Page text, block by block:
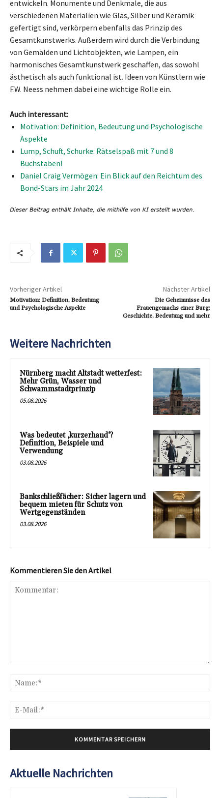
entwickeln. Monumente und Denkmale, die aus
verschiedenen Materialien wie Glas, Silber und Keramik
gefertigt sind, verkörpern ebenfalls das Prinzip des
Gesamtkunstwerks. Außerdem wird durch die Verbindung
von Gemälden und Lichtobjekten, wie Lampen, ein
harmonisches Gesamtkunstwerk geschaffen, das sowohl
ästhetisch als auch funktional ist. Ideen von Künstlern wie
F.W. Neess nehmen dabei eine wichtige Rolle ein.
Auch interessant:
Motivation: Definition, Bedeutung und Psychologische
Aspekte
Lump, Schuft, Schurke: Rätselspaß mit 7 und 8
Buchstaben!
Daniel Craig Vermögen: Ein Blick auf den Reichtum des
Bond-Stars im Jahr 2024
Vorheriger Artikel
Motivation: Definition, Bedeutung
und Psychologische Aspekte
Nächster Artikel
Die Geheimnisse des
Frauengemachs einer Burg:
Geschichte, Bedeutung und mehr
Weitere Nachrichten
Nürnberg macht Altstadt wetterfest:
Mehr Grün, Wasser und
Schwammstadtprinzip
05.08.2026
Was bedeutet ‚kurzerhand‘?
Definition, Beispiele und
Verwendung
03.08.2026
Bankschließfächer: Sicher lagern und
bequem mieten für Schutz von
Wertgegenständen
03.08.2026
Kommentieren Sie den Artikel
Aktuelle Nachrichten